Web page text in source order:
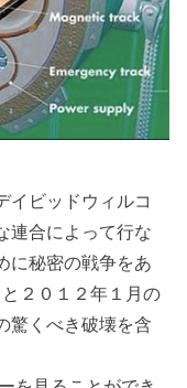
イビッドウィルコ
連合によって行な
に秘密の戦争をあ
２０１２年１月の
驚くべき破壊を含